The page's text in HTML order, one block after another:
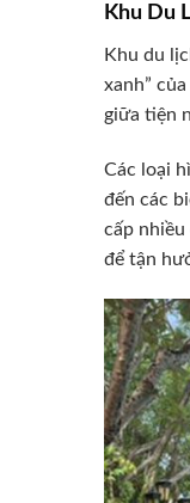
Khu Du
Khu du
xanh”
giữa tiện
Các loại
đến các
cấp
để tận